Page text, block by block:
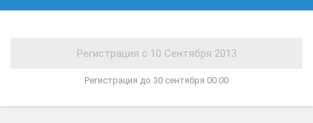
Регистрация до 30 сентября 00:00